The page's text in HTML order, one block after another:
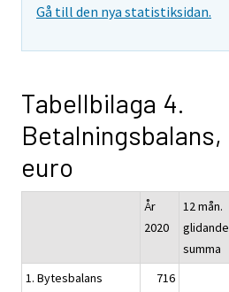
Gå till den nya statistiksidan.
Tabellbilaga 4.
euro
År
2020
12 mån.
glidande
summa
1. Bytesbalans 716